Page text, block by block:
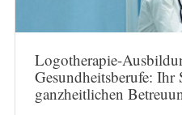
Logotherapie-
Gesundheitsberufe: Ihr
ganzheitlichen